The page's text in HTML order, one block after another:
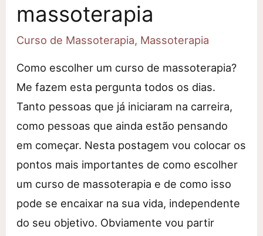
massoterapia
Curso de Massoterapia, Massoterapia
Como escolher um curso de massoterapia?
Me fazem esta pergunta todos os dias.
Tanto pessoas que já iniciaram na carreira,
como pessoas que ainda estão pensando
em começar. Nesta postagem vou colocar os
pontos mais importantes de como escolher
um curso de massoterapia e de como isso
pode se encaixar na sua vida, independente
do seu objetivo. Obviamente vou partir